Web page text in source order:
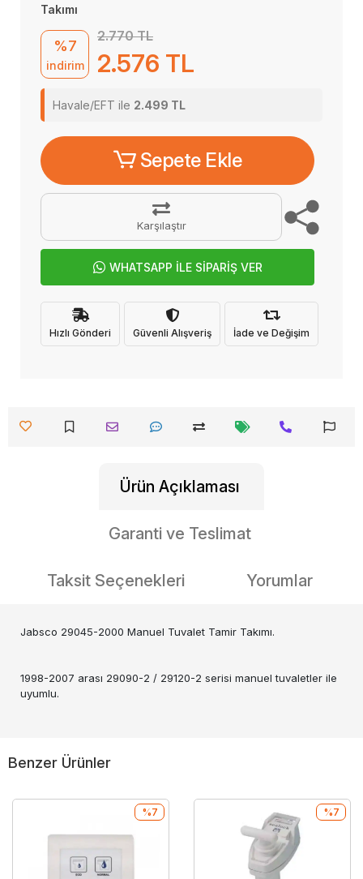
Takımı
%7
indirim
2.770 TL
2.576 TL
Havale/EFT ile 2.499 TL
Sepete Ekle
Karşılaştır
WHATSAPP İLE SİPARİŞ VER
Hızlı Gönderi Güvenli Alışveriş İade ve Değişim
Ürün Açıklaması
Garanti ve Teslimat
Taksit Seçenekleri Yorumlar
Jabsco 29045-2000 Manuel Tuvalet Tamir Takımı.
1998-2007 arası 29090-2 / 29120-2 serisi manuel tuvaletler ile
uyumlu.
Benzer Ürünler
%7 %7